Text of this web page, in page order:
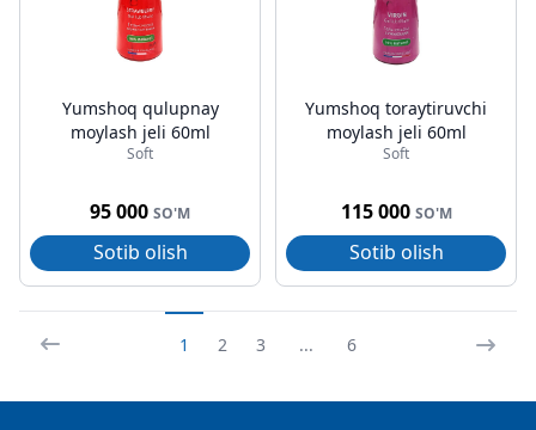
Yumshoq qulupnay
moylash jeli 60ml
Soft
95 000 SO'M
Sotib olish
Yumshoq toraytiruvchi
moylash jeli 60ml
Soft
115 000 SO'M
Sotib olish
1 2 3 ... 6